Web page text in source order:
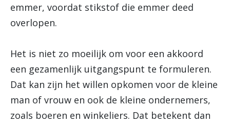
emmer, voordat stikstof die emmer deed
overlopen.
Het is niet zo moeilijk om voor een akkoord
een gezamenlijk uitgangspunt te formuleren.
Dat kan zijn het willen opkomen voor de kleine
man of vrouw en ook de kleine ondernemers,
zoals boeren en winkeliers. Dat betekent dan